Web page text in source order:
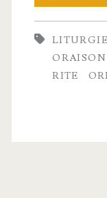
LITURGIE
ORAISON
RITE